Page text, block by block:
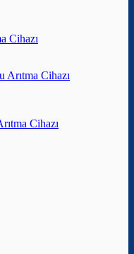
Cihazı
Cihazı